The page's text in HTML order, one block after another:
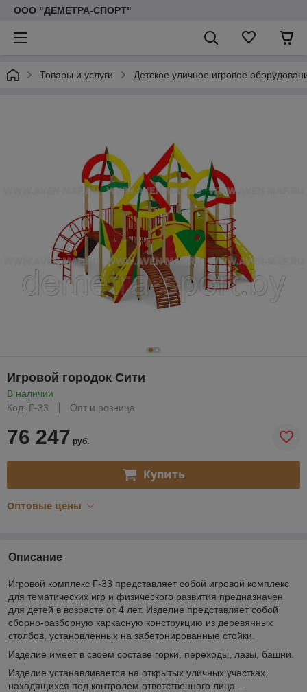
ООО "ДЕМЕТРА-СПОРТ"
Товары и услуги Детское уличное игровое
Игровой городок Сити
В наличии
Код: Г-33
Опт и розница
76 247 руб.
Купить
Оптовые цены
Описание
Игровой комплекс Г-33 представляет собой игровой комплекс
для тематических игр и физического развития предназначен
для детей в возрасте от 4 лет. Изделие представляет собой
сборно-разборную каркасную конструкцию из деревянных
столбов, установленных на забетонированные стойки.
Изделие имеет в своем составе горки, переходы, лазы, башни.
Изделие устанавливается на открытых уличных участках,
находящихся под контролем ответственного лица –